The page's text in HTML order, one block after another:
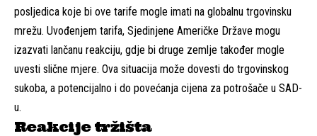
posljedica koje bi ove tarife mogle imati na globalnu trgovinsku
mrežu. Uvođenjem tarifa, Sjedinjene Američke Države mogu
izazvati lančanu reakciju, gdje bi druge zemlje također mogle
uvesti slične mjere. Ova situacija može dovesti do trgovinskog
sukoba, a potencijalno i do povećanja cijena za potrošače u SAD-
u.
Reakcije tržišta